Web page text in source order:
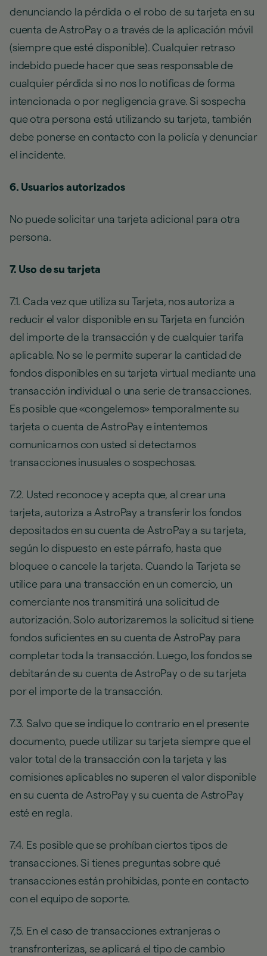
denunciando la pérdida o el robo de su tarjeta en su
cuenta de AstroPay o a través de la aplicación móvil
(siempre que esté disponible). Cualquier retraso
indebido puede hacer que seas responsable de
cualquier pérdida si no nos lo notificas de forma
intencionada o por negligencia grave. Si sospecha
que otra persona está utilizando su tarjeta, también
debe ponerse en contacto con la policía y denunciar
el incidente.
6. Usuarios autorizados
No puede solicitar una tarjeta adicional para otra
persona.
7. Uso de su tarjeta
7.1. Cada vez que utiliza su Tarjeta, nos autoriza a
reducir el valor disponible en su Tarjeta en función
del importe de la transacción y de cualquier tarifa
aplicable. No se le permite superar la cantidad de
fondos disponibles en su tarjeta virtual mediante una
transacción individual o una serie de transacciones.
Es posible que «congelemos» temporalmente su
tarjeta o cuenta de AstroPay e intentemos
comunicarnos con usted si detectamos
transacciones inusuales o sospechosas.
7.2. Usted reconoce y acepta que, al crear una
tarjeta, autoriza a AstroPay a transferir los fondos
depositados en su cuenta de AstroPay a su tarjeta,
según lo dispuesto en este párrafo, hasta que
bloquee o cancele la tarjeta. Cuando la Tarjeta se
utilice para una transacción en un comercio, un
comerciante nos transmitirá una solicitud de
autorización. Solo autorizaremos la solicitud si tiene
fondos suficientes en su cuenta de AstroPay para
completar toda la transacción. Luego, los fondos se
debitarán de su cuenta de AstroPay o de su tarjeta
por el importe de la transacción.
7.3. Salvo que se indique lo contrario en el presente
documento, puede utilizar su tarjeta siempre que el
valor total de la transacción con la tarjeta y las
comisiones aplicables no superen el valor disponible
en su cuenta de AstroPay y su cuenta de AstroPay
esté en regla.
7.4. Es posible que se prohíban ciertos tipos de
transacciones. Si tienes preguntas sobre qué
transacciones están prohibidas, ponte en contacto
con el equipo de soporte.
7,5. En el caso de transacciones extranjeras o
transfronterizas, se aplicará el tipo de cambio